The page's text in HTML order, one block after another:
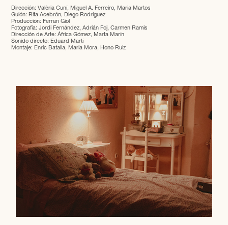
Dirección: Valèria Cuní, Miguel A. Ferreiro, Maria Martos
Guión: Rita Acebrón, Diego Rodríguez
Producción: Ferran Giol
Fotografía: Jordi Fernández, Adrián Foj, Carmen Ramis
Dirección de Arte: África Gómez, Marta Marín
Sonido directo: Eduard Martí
Montaje: Enric Batalla, Maria Mora, Hono Ruiz